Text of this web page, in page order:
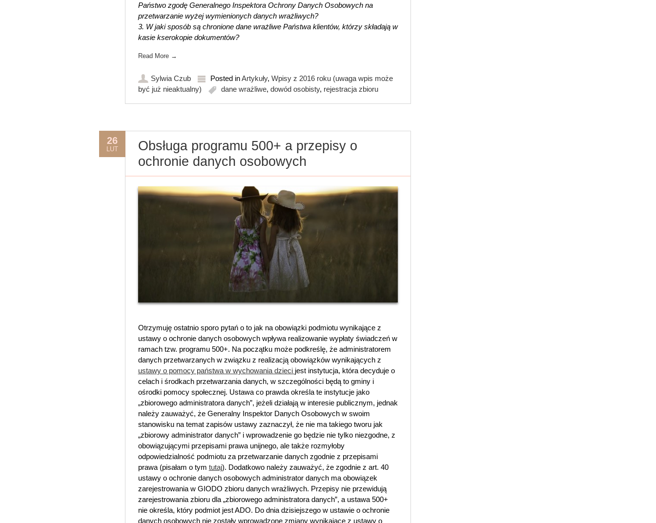
Państwo zgodę Generalnego Inspektora Ochrony Danych Osobowych na
przetwarzanie wyżej wymienionych danych wrażliwych?
3. W jaki sposób są chronione dane wrażliwe Państwa klientów, którzy składają w
kasie kserokopie dokumentów?
Read More →
Sylwia Czub Posted inArtykuły, Wpisy z 2016 roku (uwaga wpis może
być już nieaktualny)
dane wrażliwe, dowód osobisty, rejestracja zbioru
26
LUT
Obsługa programu 500+ a przepisy o
ochronie danych osobowych
Otrzymuję ostatnio sporo pytań o to jak na obowiązki podmiotu wynikające z
ustawy o ochronie danych osobowych wpływa realizowanie wypłaty świadczeń w
ramach tzw. programu 500+. Na początku może podkreślę, że administratorem
danych przetwarzanych w związku z realizacją obowiązków wynikających z
ustawy o pomocy państwa w wychowania dzieci jest instytucja, która decyduje o
celach i środkach przetwarzania danych, w szczególności będą to gminy i
ośrodki pomocy społecznej. Ustawa co prawda określa te instytucje jako
„zbiorowego administratora danych”, jeżeli działają w interesie publicznym, jednak
należy zauważyć, że Generalny Inspektor Danych Osobowych w swoim
stanowisku na temat zapisów ustawy zaznaczył, że nie ma takiego tworu jak
„zbiorowy administrator danych” i wprowadzenie go będzie nie tylko niezgodne, z
obowiązującymi przepisami prawa unijnego, ale także rozmyłoby
odpowiedzialność podmiotu za przetwarzanie danych zgodnie z przepisami
prawa (pisałam o tym tutaj). Dodatkowo należy zauważyć, że zgodnie z art. 40
ustawy o ochronie danych osobowych administrator danych ma obowiązek
zarejestrowania w GIODO zbioru danych wrażliwych. Przepisy nie przewidują
zarejestrowania zbioru dla „zbiorowego administratora danych”, a ustawa 500+
nie określa, który podmiot jest ADO. Do dnia dzisiejszego w ustawie o ochronie
danych osobowych nie zostały wprowadzone zmiany wynikające z ustawy o